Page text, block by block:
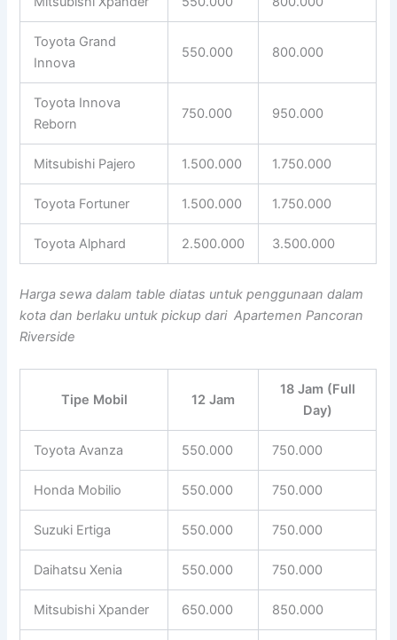
Toyota Grand
Innova
550.000 800.000
Toyota Innova
Reborn
750.000 950.000
Mitsubishi Pajero 1.500.000 1.750.000
Toyota Fortuner 1.500.000 1.750.000
Toyota Alphard 2.500.000 3.500.000
Harga sewa dalam table diatas untuk penggunaan dalam
kota dan berlaku untuk pickup dari Apartemen Pancoran
Riverside
Tipe Mobil 12 Jam
18 Jam (Full
Day)
Toyota Avanza 550.000 750.000
Honda Mobilio 550.000 750.000
Suzuki Ertiga 550.000 750.000
Daihatsu Xenia 550.000 750.000
Mitsubishi Xpander 650.000 850.000